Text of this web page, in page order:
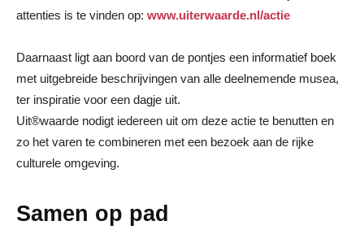
attenties is te vinden op: www.uiterwaarde.nl/actie
Daarnaast ligt aan boord van de pontjes een informatief boek
met uitgebreide beschrijvingen van alle deelnemende musea,
ter inspiratie voor een dagje uit.
Uit®waarde nodigt iedereen uit om deze actie te benutten en
zo het varen te combineren met een bezoek aan de rijke
culturele omgeving.
Samen op pad